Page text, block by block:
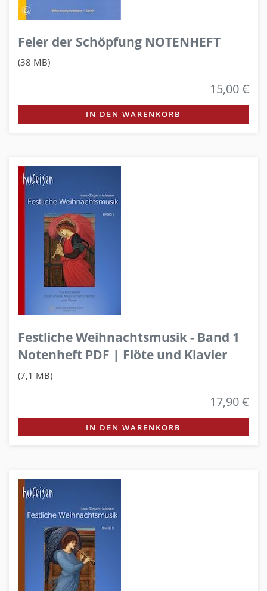
Feier der Schöpfung NOTENHEFT
(38 MB)
15,00 €
IN DEN WARENKORB
Festliche Weihnachtsmusik - Band 1
Notenheft PDF | Flöte und Klavier
(7,1 MB)
17,90 €
IN DEN WARENKORB